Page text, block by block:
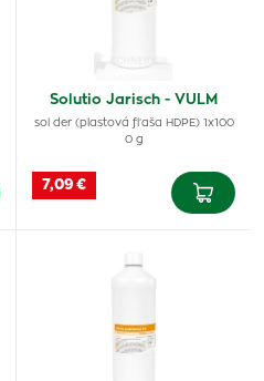
Solutio Jarisch - VULM
sol der (plastová fľaša HDPE) 1x100
0 g
7,09 €